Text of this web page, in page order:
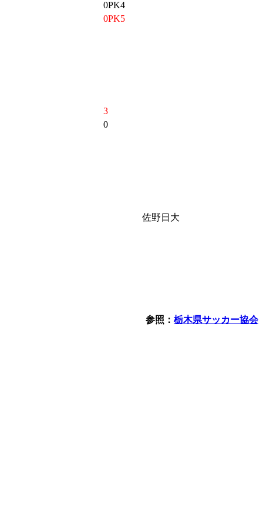
0PK4
0PK5
3
0
佐野日大
参照： 栃木県サッカー協会